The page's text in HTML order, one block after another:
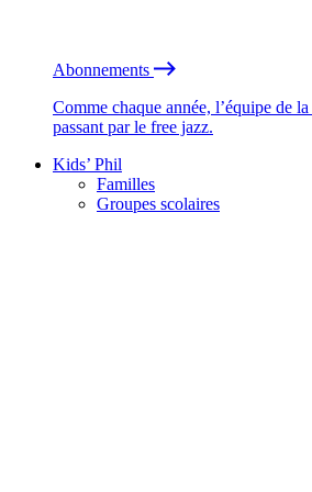
Abonnements
Comme chaque année, l’équipe de
passant par le free jazz.
Kids’ Phil
Familles
Groupes scolaires